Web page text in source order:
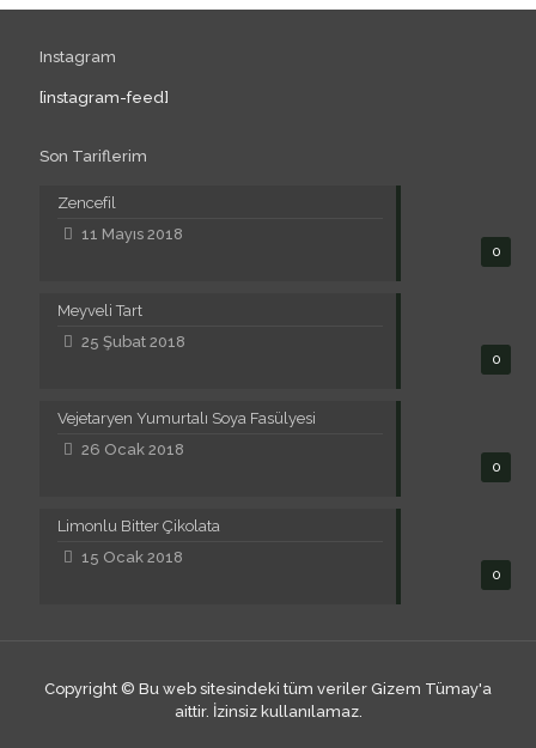
Instagram
[instagram-feed]
Son Tariflerim
0
Zencefil
11 Mayıs 2018
0
Meyveli Tart
25 Şubat 2018
0
Vejetaryen Yumurtalı Soya Fasülyesi
26 Ocak 2018
0
Limonlu Bitter Çikolata
15 Ocak 2018
Copyright © Bu web sitesindeki tüm veriler Gizem Tümay'a
aittir. İzinsiz kullanılamaz.